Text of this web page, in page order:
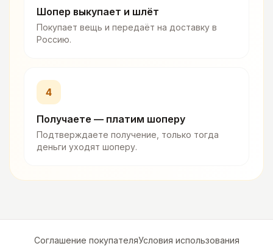
Шопер выкупает и шлёт
Покупает вещь и передаёт на доставку в
Россию.
4
Получаете — платим шоперу
Подтверждаете получение, только тогда
деньги уходят шоперу.
Соглашение покупателяУсловия использования